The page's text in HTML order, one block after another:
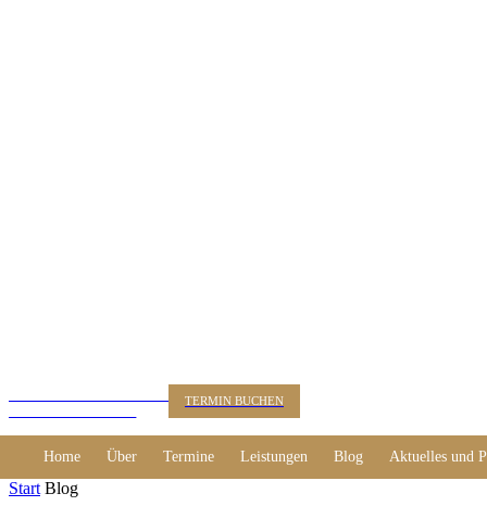
TERMIN BUCHEN
Home Über Termine Leistungen Blog Aktuelles und
Start Blog